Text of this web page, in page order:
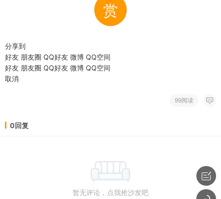
赏
分享到
好友 朋友圈 QQ好友 微博 QQ空间
好友 朋友圈 QQ好友 微博 QQ空间
取消
99阅读
0回复
暂无评论，点我抢沙发吧